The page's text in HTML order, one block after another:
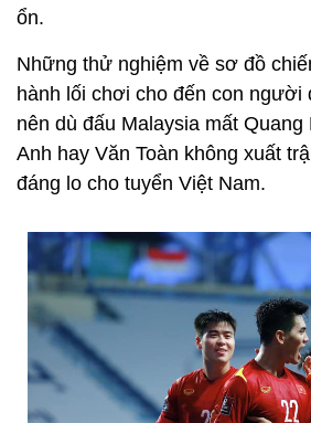
ổn.
Những thử nghiệm về sơ đồ
hành lối chơi cho đến con người
nên dù đấu Malaysia mất Quang
Anh hay Văn Toàn không xuất
đáng lo cho tuyển Việt Nam.